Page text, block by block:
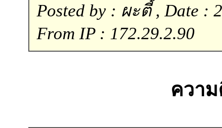
Posted by : ผะตี้ , Date :
From IP : 172.29.2.90
ควา